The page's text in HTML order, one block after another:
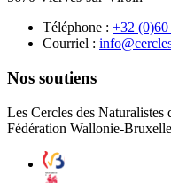
Téléphone : 87 89 93
Courriel :
Nos soutiens
Les Cercles des Naturalistes
Fédération Wallonie-